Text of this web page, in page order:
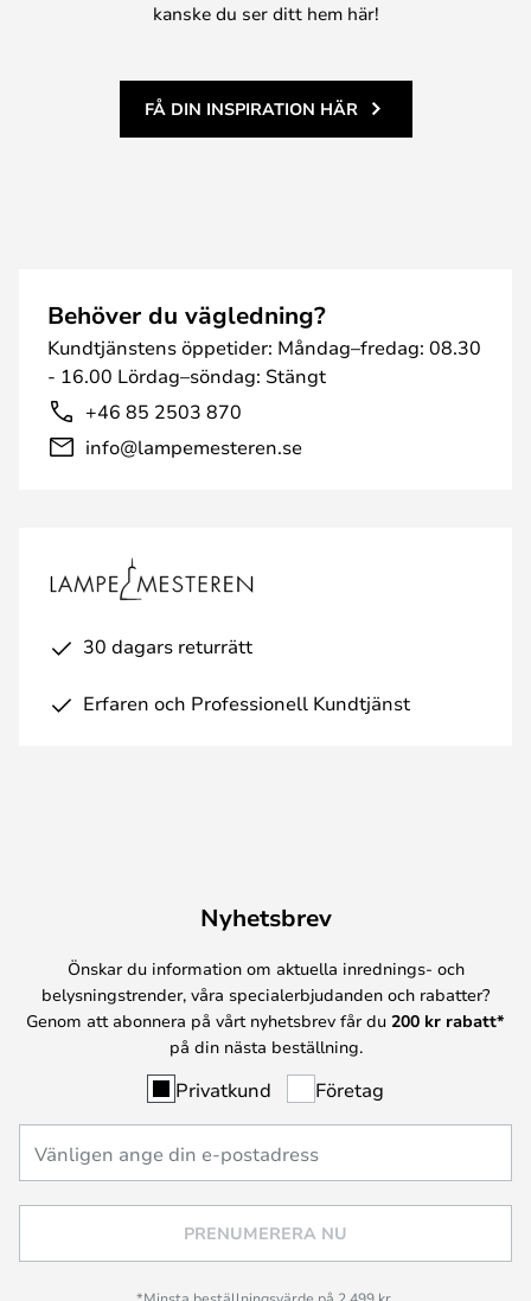
kanske du ser ditt hem här!
FÅ DIN INSPIRATION HÄR
Behöver du vägledning?
Kundtjänstens öppetider: Måndag–fredag: 08.30
- 16.00 Lördag–söndag: Stängt
+46 85 2503 870
info@lampemesteren.se
30 dagars returrätt
Erfaren och Professionell Kundtjänst
Nyhetsbrev
Önskar du information om aktuella inrednings- och
belysningstrender, våra specialerbjudanden och rabatter?
Genom att abonnera på vårt nyhetsbrev får du 200 kr rabatt*
på din nästa beställning.
Privatkund Företag
PRENUMERERA NU